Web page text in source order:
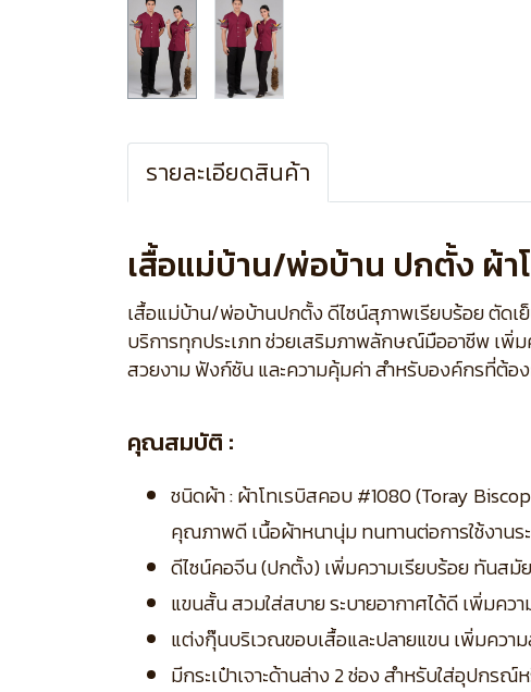
รายละเอียดสินค้า
เสื้อแม่บ้าน/พ่อบ้าน ปกตั้ง ผ้า
เสื้อแม่บ้าน/พ่อบ้านปกตั้ง ดีไซน์สุภาพเรียบร้อย ตัดเ
บริการทุกประเภท ช่วยเสริมภาพลักษณ์มืออาชีพ เพิ่ม
สวยงาม ฟังก์ชัน และความคุ้มค่า สำหรับองค์กรที่ต้
คุณสมบัติ :
ชนิดผ้า : ผ้าโทเรบิสคอบ #1080 (Toray
คุณภาพดี เนื้อผ้าหนานุ่ม ทนทานต่อการใช้งานร
ดีไซน์คอจีน (ปกตั้ง) เพิ่มความเรียบร้อย ทันส
แขนสั้น สวมใส่สบาย ระบายอากาศได้ดี เพิ่มคว
แต่งกุ๊นบริเวณขอบเสื้อและปลายแขน เพิ่มควา
มีกระเป๋าเจาะด้านล่าง 2 ช่อง สำหรับใส่อุปกรณ์